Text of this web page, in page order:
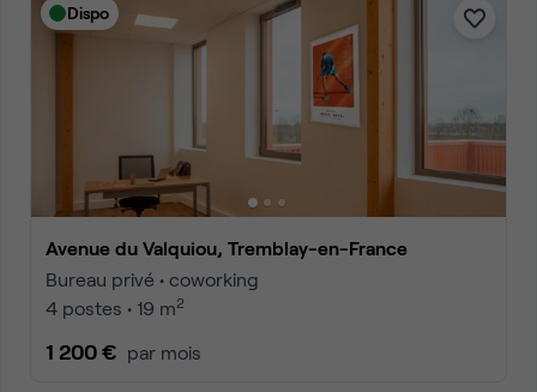
Dispo
Avenue du Valquiou, Tremblay-en-France
Bureau privé • coworking
4 postes • 19 m2
1 200 € par mois